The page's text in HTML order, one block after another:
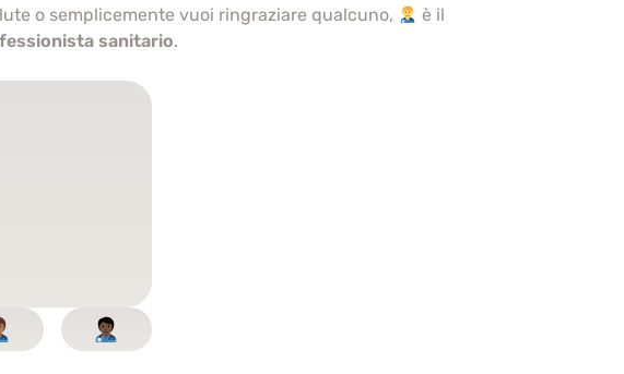
o semplicemente vuoi ringraziare qualcuno,
è il
sanitario.